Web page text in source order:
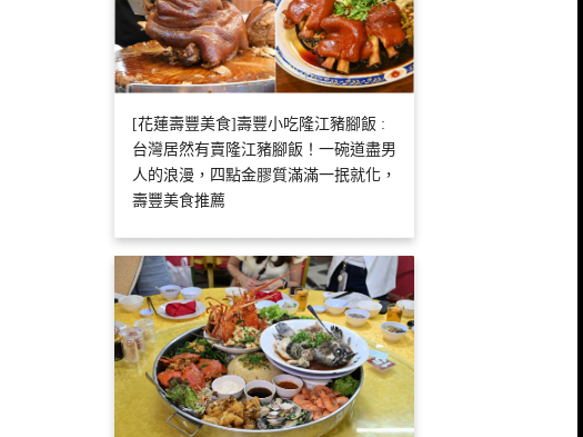
[花蓮壽豐美食]壽豐小吃隆江豬腳飯 :
台灣居然有賣隆江豬腳飯！一碗道盡男
人的浪漫，四點金膠質滿滿一抿就化，
壽豐美食推薦